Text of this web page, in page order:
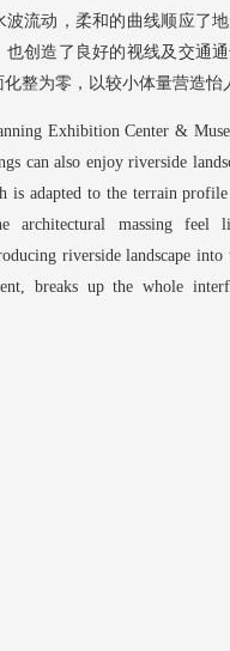
波流动，柔和的曲线顺应了
也创造了良好的视线及交通
整为零，以较小体量营造怡
Exhibition Center &
can also enjoy riverside
is adapted to the terrain
architectural massing feel
riverside landscape
breaks up the whole